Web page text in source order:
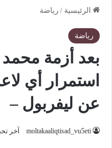
الرئيسية / رياضة
رياضة
بعد أزمة
استمرار أي
عن ليفربول –
moltakaaliqtisad_vu5eti آخر